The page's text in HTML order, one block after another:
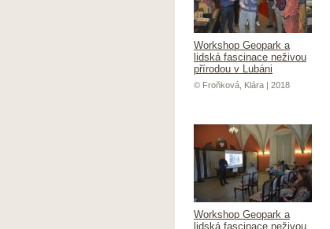
Workshop Geopark a
lidská fascinace neživou
přírodou v Lubáni
© Froňková, Klára | 2018
Workshop Geopark a
lidská fascinace neživou